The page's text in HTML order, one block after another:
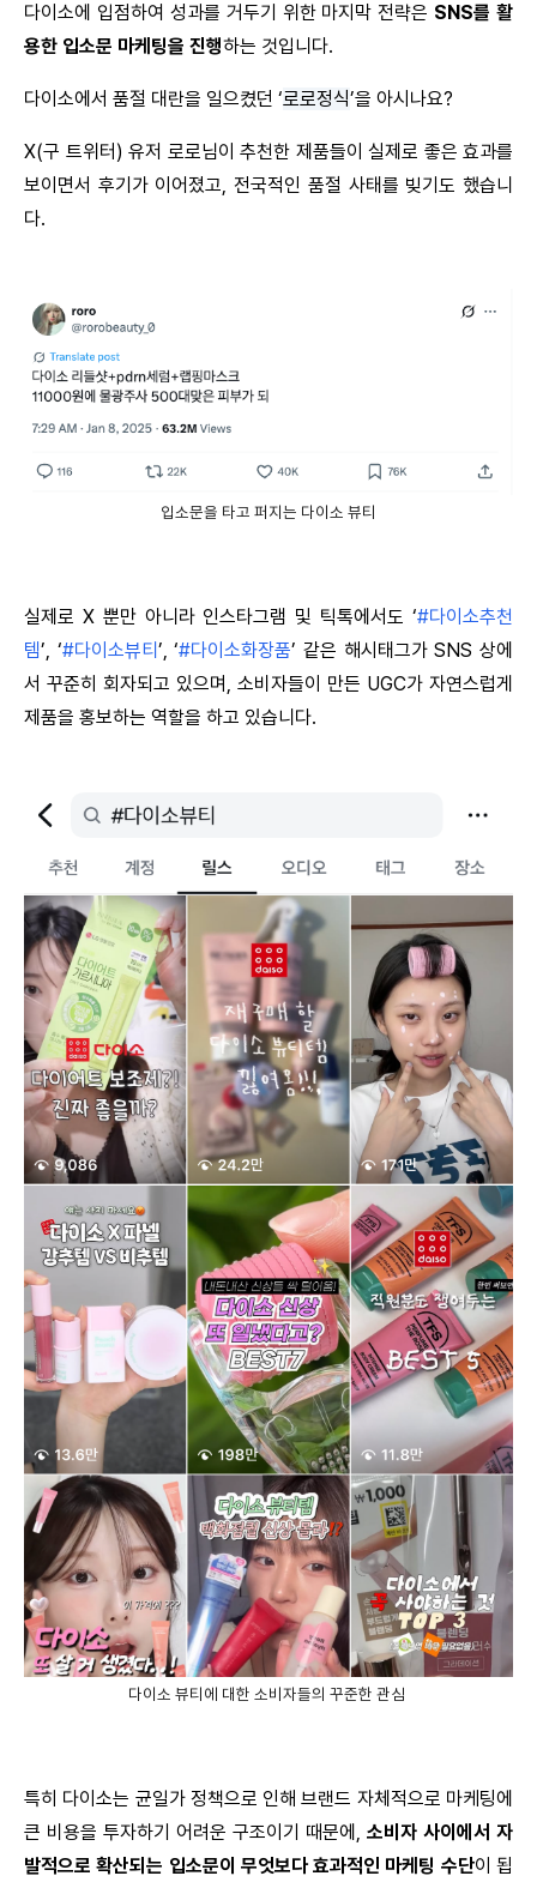
다이소에 입점하여 성과를 거두기 위한 마지막 전략은 SNS를 활
용한 입소문 마케팅을 진행하는 것입니다.
다이소에서 품절 대란을 일으켰던 ‘로로정식’을 아시나요?
X(구 트위터) 유저 로로님이 추천한 제품들이 실제로 좋은 효과를
보이면서 후기가 이어졌고, 전국적인 품절 사태를 빚기도 했습니
다.
입소문을 타고 퍼지는 다이소 뷰티
실제로 X 뿐만 아니라 인스타그램 및 틱톡에서도 ‘#다이소추천
템’, ‘#다이소뷰티 ’, ‘#다이소화장품’ 같은 해시태그가 SNS 상에
서 꾸준히 회자되고 있으며, 소비자들이 만든 UGC가 자연스럽게
제품을 홍보하는 역할을 하고 있습니다.
다이소 뷰티에 대한 소비자들의 꾸준한 관심
특히 다이소는 균일가 정책으로 인해 브랜드 자체적으로 마케팅에
큰 비용을 투자하기 어려운 구조이기 때문에, 소비자 사이에서 자
발적으로 확산되는 입소문이 무엇보다 효과적인 마케팅 수단이 됩